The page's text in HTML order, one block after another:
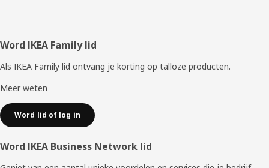
Voettekst
Word IKEA Family lid
Als IKEA Family lid ontvang je korting op talloze producten.
Meer weten
Word lid of log in
Word IKEA Business Network lid